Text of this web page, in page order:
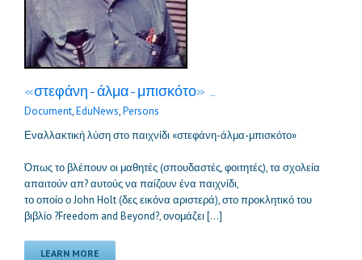
«στεφάνη-άλμα-μπισκότο» …
Document,EduNews,Persons
Εναλλακτική λύση στο παιχνίδι «στεφάνη-άλμα-μπισκότο»
Όπως το βλέπουν οι μαθητές (σπουδαστές, φοιτητές), τα σχολεία
απαιτούν απ? αυτούς να παίζουν ένα παιχνίδι,
το οποίο ο John Holt (δες εικόνα αριστερά), στο προκλητικό του
βιβλίο ?Freedom and Beyond?, ονομάζει […]
LEARN MORE